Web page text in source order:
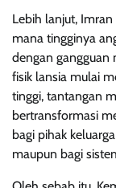
Lebih lanjut,
mana tingginya
dengan gangguan
fisik lansia mulai
tinggi, tantangan
bertransformasi
bagi pihak
maupun bagi